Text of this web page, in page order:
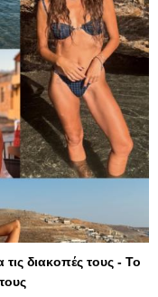
διακοπές τους - Το